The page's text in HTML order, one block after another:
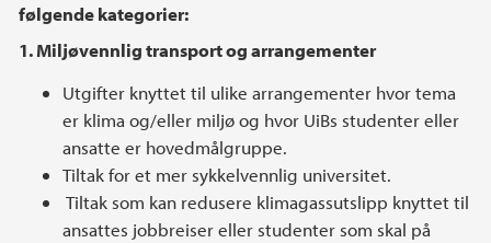
følgende kategorier:
1. Miljøvennlig transport og arrangementer
Utgifter knyttet til ulike arrangementer hvor tema
er klima og/eller miljø og hvor UiBs studenter eller
ansatte er hovedmålgruppe.
Tiltak for et mer sykkelvennlig universitet.
Tiltak som kan redusere klimagassutslipp knyttet til
ansattes jobbreiser eller studenter som skal på